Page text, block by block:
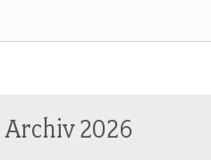
Archiv 2026